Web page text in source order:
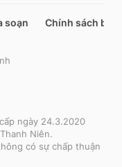
soạn Chính sách bảo
ngày 24.3.2020
Niên.
có sự chấp thuận